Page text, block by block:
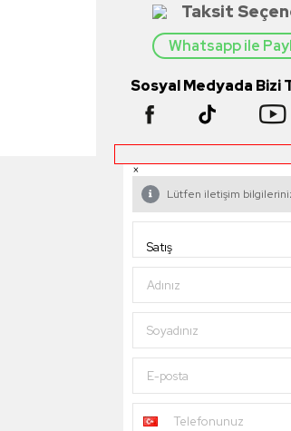
Taksit
Whatsapp ile
Sosyal Medyada Bizi
×
Lütfen iletişim
Adınız
Soyadınız
E-posta
Telefonunuz